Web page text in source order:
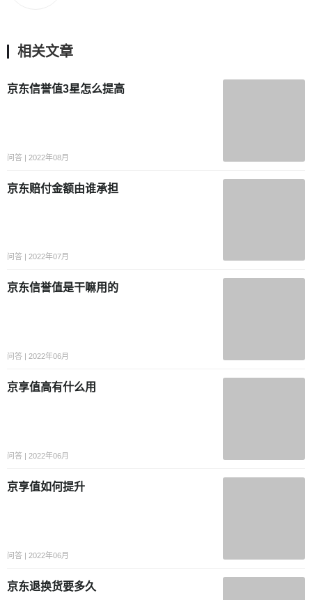
相关文章
京东信誉值3星怎么提高
问答 | 2022年08月
京东赔付金额由谁承担
问答 | 2022年07月
京东信誉值是干嘛用的
问答 | 2022年06月
京享值高有什么用
问答 | 2022年06月
京享值如何提升
问答 | 2022年06月
京东退换货要多久